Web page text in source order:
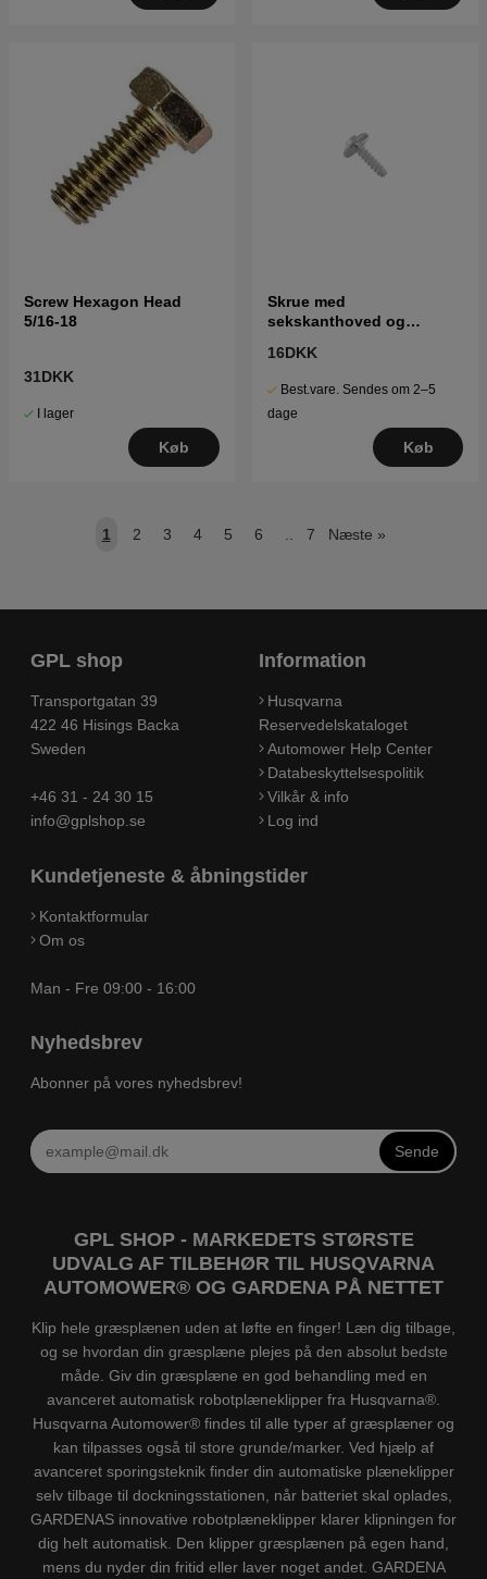
Screw Hexagon Head
5/16-18
31DKK
I lager
Køb
Skrue med
sekskanthoved og
16DKK
Best.vare. Sendes om 2–5
dage
Køb
1 2 3 4 5 6 7 Næste »
GPL shop
Transportgatan 39
422 46 Hisings Backa
Sweden
+46 31 - 24 30 15
info@gplshop.se
Information
Husqvarna
Reservedelskataloget
Automower Help Center
Databeskyttelsespolitik
Vilkår & info
Log ind
Kundetjeneste & åbningstider
Kontaktformular
Om os
Man - Fre 09:00 - 16:00
Nyhedsbrev
Abonner på vores nyhedsbrev!
Sende
GPL SHOP - MARKEDETS STØRSTE
UDVALG AF TILBEHØR TIL HUSQVARNA
AUTOMOWER® OG GARDENA PÅ NETTET
Klip hele græsplænen uden at løfte en finger! Læn dig tilbage,
og se hvordan din græsplæne plejes på den absolut bedste
måde. Giv din græsplæne en god behandling med en
avanceret automatisk robotplæneklipper fra Husqvarna®.
Husqvarna Automower® findes til alle typer af græsplæner og
kan tilpasses også til store grunde/marker. Ved hjælp af
avanceret sporingsteknik finder din automatiske plæneklipper
selv tilbage til dockningsstationen, når batteriet skal oplades,
GARDENAS innovative robotplæneklipper klarer klipningen for
dig helt automatisk. Den klipper græsplænen på egen hand,
mens du nyder din fritid eller laver noget andet. GARDENA